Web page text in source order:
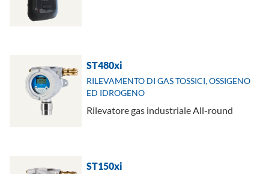
ST480xi
RILEVAMENTO DI GAS TOSSICI, OSSIGENO
ED IDROGENO
Rilevatore gas industriale All-round
ST150xi